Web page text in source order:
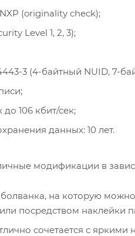
(originality check);
Level 1, 2, 3);
3 (4-байтный NUID, 7-
106 кбит/сек;
данных: 10 лет.
модификации в
болванка, на которую
посредством наклейки
сочетается с